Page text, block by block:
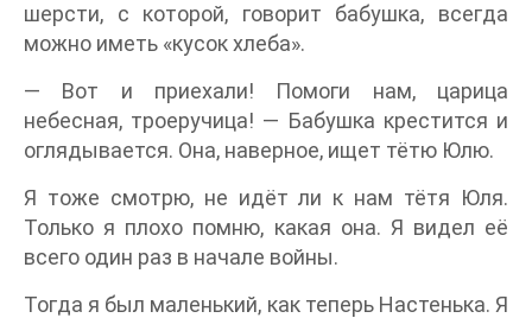
шерсти, с которой, говорит бабушка, всегда
можно иметь «кусок хлеба».
— Вот и приехали! Помоги нам, царица
небесная, троеручица! — Бабушка крестится и
оглядывается. Она, наверное, ищет тётю Юлю.
Я тоже смотрю, не идёт ли к нам тётя Юля.
Только я плохо помню, какая она. Я видел её
всего один раз в начале войны.
Тогда я был маленький, как теперь Настенька. Я